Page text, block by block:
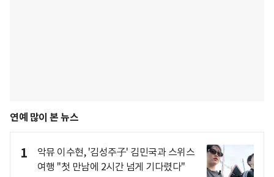
연예 많이 본 뉴스
1
악뮤 이수현, '김성주子' 김민국과 스위스
여행 "첫 만남에 2시간 넘게 기다렸다"